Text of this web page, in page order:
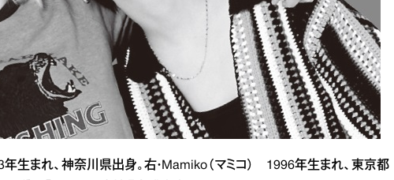
生まれ、神奈川県出身。右・Mamiko（マミコ） 1996年生まれ、東京都